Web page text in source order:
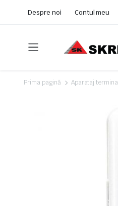
Despre noi Contul meu
Prima pagină Aparataj terminal